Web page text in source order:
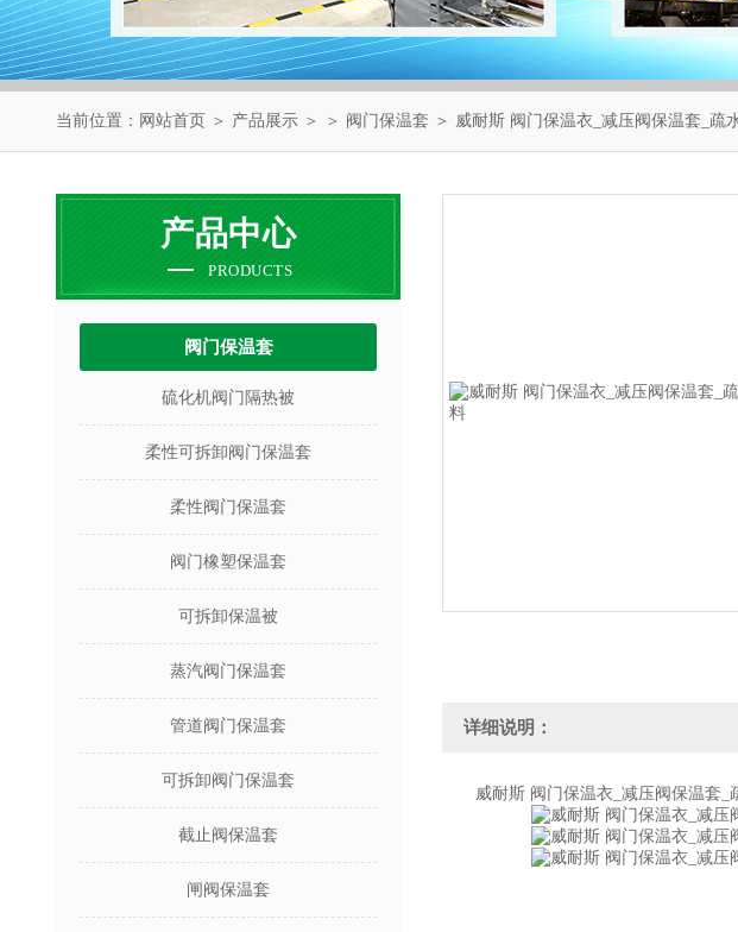
当前位置： 网站首页 ＞ 产品展示 ＞ ＞ 阀门保温套 ＞ 威耐斯 阀门保温衣_减压阀保温套_疏
产品中心
PRODUCTS
阀门保温套
硫化机阀门隔热被
柔性可拆卸阀门保温套
柔性阀门保温套
阀门橡塑保温套
可拆卸保温被
蒸汽阀门保温套
管道阀门保温套
可拆卸阀门保温套
截止阀保温套
闸阀保温套
详细说明：
威耐斯 阀门保温衣_减压阀保温套_